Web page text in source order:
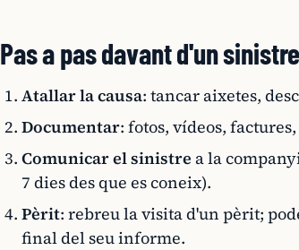
Pas a pas davant d'un
Atallar la causa: tancar aixetes,
Documentar: fotos, vídeos,
Comunicar el sinistre a la
7 dies des que es coneix).
Pèrit: rebreu la visita d'un pèrit;
final del seu informe.